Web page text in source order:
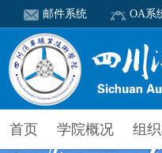
邮件系统 OA系
首页 学院概况 组